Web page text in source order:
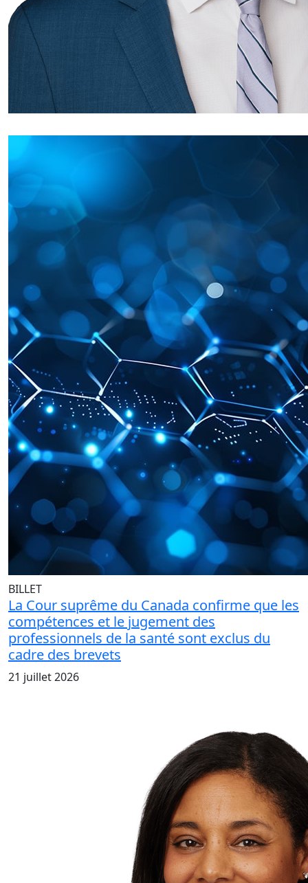
BILLET
La Cour suprême du Canada confirme que les
compétences et le jugement des
professionnels de la santé sont exclus du
cadre des brevets
21 juillet 2026